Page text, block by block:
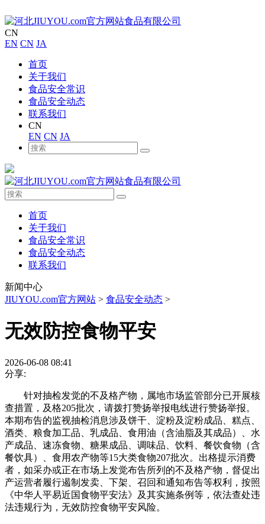
CN
EN CN JA
首页
关于我们
食品安全常识
食品安全动态
联系我们
CN
EN CN JA
首页
关于我们
食品安全常识
食品安全动态
联系我们
新闻中心
JIUYOU.com官方网站 > 食品安全动态 >
无效防控食物平安
2026-06-08 08:41
分享:
针对抽检发觉的不及格产物，属地市场监管部分已开展核
查措置，及格205批次，请拨打赞扬举报电线进行赞扬举报。
本期布告的监视抽检消息涉及饼干、淀粉及淀粉成品、糕点、
酒类、粮食加工品、乳成品、食用油（含油脂及其成品）、水
产成品、速冻食物、糖果成品、调味品、饮料、餐饮食物（含
餐饮具）、食用农产物等15大类食物207批次。出格提示消费
者，如采办或正在市场上发觉布告所列的不及格产物，督促出
产运营者履行遏制发卖、下架、召回和通知布告等权利，按照
《中华人平易近国食物平安法》及其实施条例等，依法查处违
法违规行为，无效防控食物平安风险。